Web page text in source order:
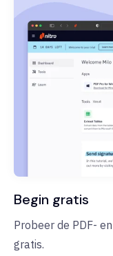
Begin gratis
Probeer de PDF-
gratis.